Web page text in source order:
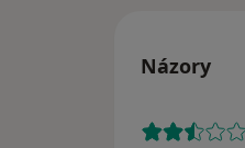
Názory